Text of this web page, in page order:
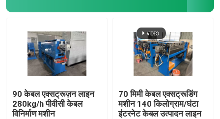
सीसीवी लाइनें
तांबे के तार की ड्राइंग मर जाती है
90 केबल एक्सट्रूज़न लाइन
280kg/h पीवीसी केबल
विनिर्माण मशीन
70 मिमी केबल एक्सट्रूडिंग
मशीन 140 किलोग्राम/घंटा
इंटरनेट केबल उत्पादन लाइन